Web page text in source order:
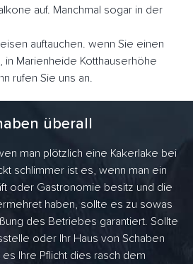
auf. Manchmal sogar in der
auftauchen. wenn Sie einen
in Marienheide Kotthauserhöhe
rufen Sie uns an.
überall
man plötzlich eine Kakerlake bei
schlimmer ist es, wenn man ein
oder Gastronomie besitz und die
haben, sollte es zu sowas
des Betriebes garantiert. Sollte
oder Ihr Haus von Schaben
Ihre Pflicht dies rasch dem